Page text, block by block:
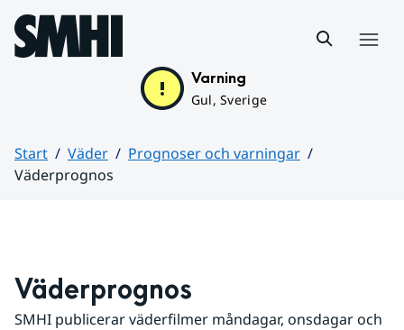
Hoppa till sidans innehåll
Varning
Gul, Sverige
Start Väder
Prognoser och varningar
Väderprognos
Väderprognos
SMHI publicerar väderfilmer måndagar, onsdagar och